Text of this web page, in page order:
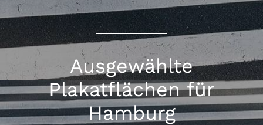
Ausgewählte
Plakatflächen für
Hamburg